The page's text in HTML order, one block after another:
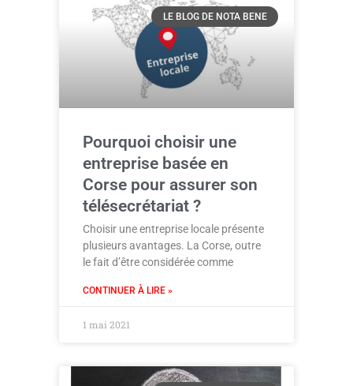
LE BLOG DE NOTA BENE
Pourquoi choisir une
entreprise basée en
Corse pour assurer son
télésecrétariat ?
Choisir une entreprise locale présente
plusieurs avantages. La Corse, outre
le fait d’être considérée comme
CONTINUER À LIRE »
1 mai 2021